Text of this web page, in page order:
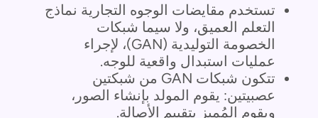
تستخدم مقايضات الوجوه التجارية نماذج
التعلم العميق، ولا سيما شبكات
الخصومة التوليدية (GAN)، لإجراء
عمليات استبدال واقعية للوجه.
تتكون شبكات GAN من شبكتين
عصبيتين: يقوم المولد بإنشاء الصور،
ويقوم المُميز بتقييم الأصالة.